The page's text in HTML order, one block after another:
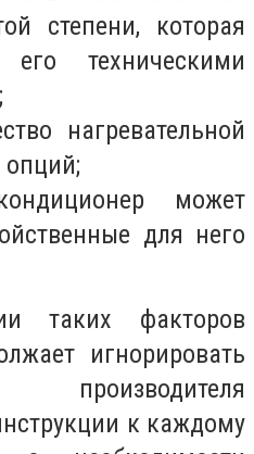
степени, которая
его техническими
нагревательной
может
для него
таких факторов
игнорировать
к каждому